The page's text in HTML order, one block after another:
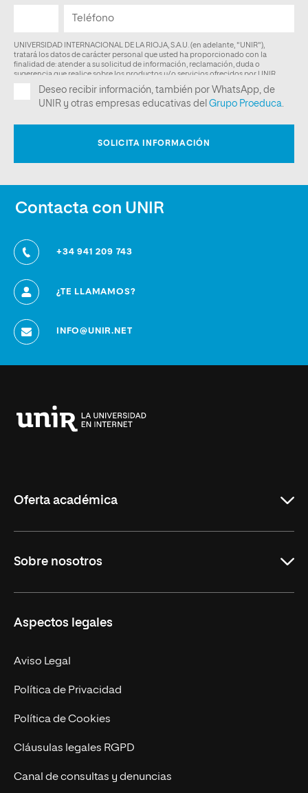
Contacta con UNIR
+34 941 209 743
¿TE LLAMAMOS?
INFO@UNIR.NET
Oferta académica
Másteres Oficiales
Doctorados
Experto Universitario
Postgrados
Cursos Universitarios
Sobre nosotros
Facultades
Nuestro Equipo
Trabaja en UNIR
Actualidad
UNIR Revista
Eventos
Aspectos legales
Aviso Legal
Política de Privacidad
Política de Cookies
Cláusulas legales RGPD
Canal de consultas y denuncias